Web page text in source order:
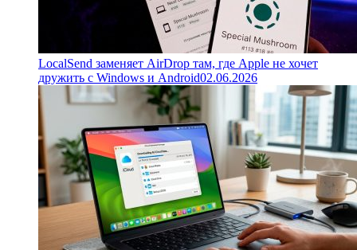
LocalSend заменяет AirDrop там, где Apple не хочет
дружить с Windows и Android02.06.2026